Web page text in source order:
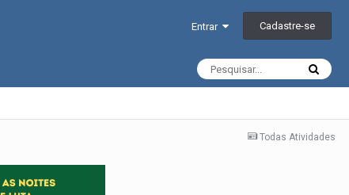
Entrar Cadastre-se
Todas Atividades